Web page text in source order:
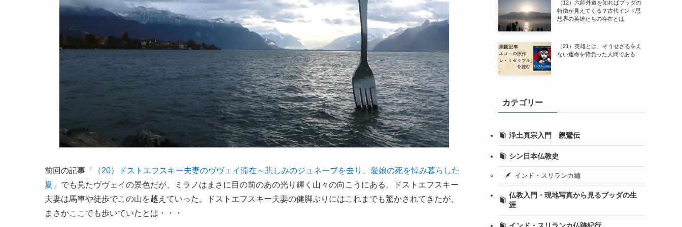
前回の記事 「（20）ドストエフスキー夫妻のヴヴェイ滞在～悲しみのジュネーブを去り、愛娘の死を悼み暮らした
夏」 でも見たヴヴェイの景色だが、ミラノはまさに目の前のあの光り輝く山々の向こうにある。ドストエフスキー
夫妻は馬車や徒歩でこの山を越えていった。ドストエフスキー夫妻の健脚ぶりにはこれまでも驚かされてきたが、
まさかここでも歩いていたとは・・・
（12）六師外道を知ればブッダの
特徴が見えてくる？古代インド思
想界の英雄たちの存在とは
（21）英雄とは、そうせざるをえ
ない運命を背負った人間である
カテゴリー
浄土真宗入門 親鸞伝
シン日本仏教史
インド・スリランカ編
仏教入門・現地写真から見るブッダの生
涯